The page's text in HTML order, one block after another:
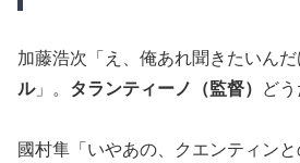
加藤浩次「え、俺あれ聞きたいんだ
ル」。 タランティーノ（監督） ど
國村隼「いやあの、クエンティン